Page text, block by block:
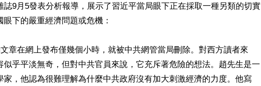
誌9月5發表分析報導，展示了習近平當局眼下正在採取一種另類的切實
下的嚴重經濟問題或危機：
文章在網上發布僅幾個小時，就被中共網管當局刪除。對西方讀者來
似乎平淡無奇，但對中共官員來說，它充斥著危險的想法。趙先生是一
家，他認為很難理解為什麼中共政府沒有加大刺激經濟的力度。他寫